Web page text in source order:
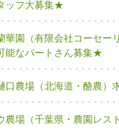
ッフ大募集★
華園（有限会社コーセ
能なパートさん募集★
口農場（北海道・酪農）
農場（千葉県・農園レス